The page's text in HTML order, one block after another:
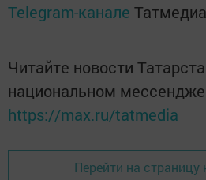
Telegram-канале Татмедиа
Читайте новости
национальном
https://max.ru/tatmedia
Перейти на страницу